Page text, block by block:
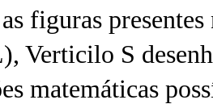
figuras
Verticilo S
matemáticas